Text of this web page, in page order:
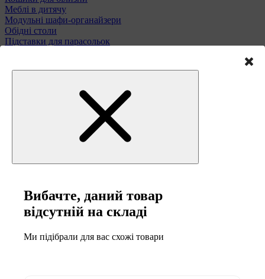
Меблі в дитячу
Модульні шафи-органайзери
Обідні столи
Підставки для парасольок
Туалетні столики
Вибачте, даний товар
відсутній на складі
Ми підібрали для вас схожі товари